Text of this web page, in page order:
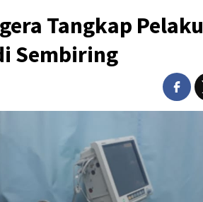
Tangkap Pelaku
Sembiring